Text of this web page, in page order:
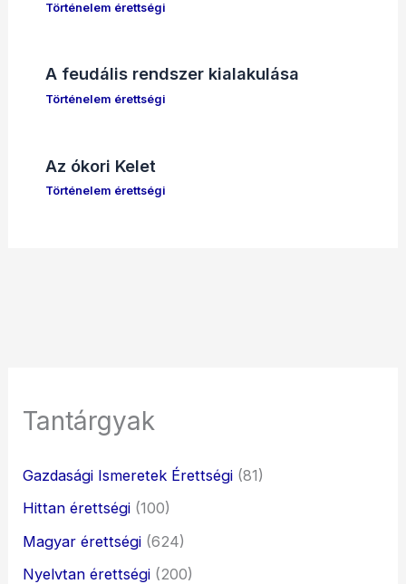
Történelem érettségi
A feudális rendszer kialakulása
Történelem érettségi
Az ókori Kelet
Történelem érettségi
Tantárgyak
Gazdasági Ismeretek Érettségi (81)
Hittan érettségi (100)
Magyar érettségi (624)
Nyelvtan érettségi (200)